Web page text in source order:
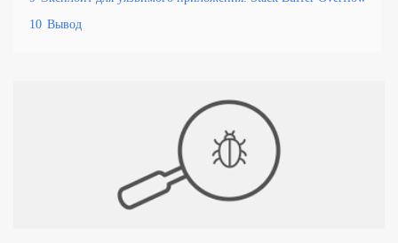
10 Вывод